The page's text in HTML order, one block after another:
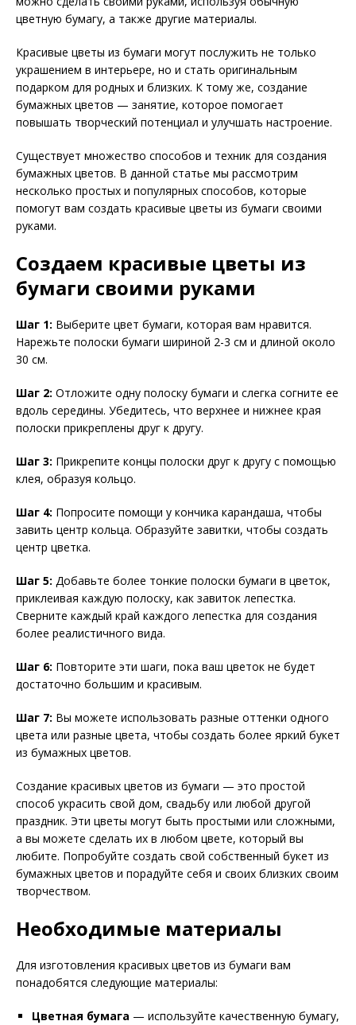
цветную бумагу, а также другие материалы.
Красивые цветы из бумаги могут послужить не только
украшением в интерьере, но и стать оригинальным
подарком для родных и близких. К тому же, создание
бумажных цветов — занятие, которое помогает
повышать творческий потенциал и улучшать настроение.
Существует множество способов и техник для создания
бумажных цветов. В данной статье мы рассмотрим
несколько простых и популярных способов, которые
помогут вам создать красивые цветы из бумаги своими
руками.
Создаем красивые цветы из
бумаги своими руками
Шаг 1: Выберите цвет бумаги, которая вам нравится.
Нарежьте полоски бумаги шириной 2-3 см и длиной около
30 см.
Шаг 2: Отложите одну полоску бумаги и слегка согните ее
вдоль середины. Убедитесь, что верхнее и нижнее края
полоски прикреплены друг к другу.
Шаг 3: Прикрепите концы полоски друг к другу с помощью
клея, образуя кольцо.
Шаг 4: Попросите помощи у кончика карандаша, чтобы
завить центр кольца. Образуйте завитки, чтобы создать
центр цветка.
Шаг 5: Добавьте более тонкие полоски бумаги в цветок,
приклеивая каждую полоску, как завиток лепестка.
Сверните каждый край каждого лепестка для создания
более реалистичного вида.
Шаг 6: Повторите эти шаги, пока ваш цветок не будет
достаточно большим и красивым.
Шаг 7: Вы можете использовать разные оттенки одного
цвета или разные цвета, чтобы создать более яркий букет
из бумажных цветов.
Создание красивых цветов из бумаги — это простой
способ украсить свой дом, свадьбу или любой другой
праздник. Эти цветы могут быть простыми или сложными,
а вы можете сделать их в любом цвете, который вы
любите. Попробуйте создать свой собственный букет из
бумажных цветов и порадуйте себя и своих близких своим
творчеством.
Необходимые материалы
Для изготовления красивых цветов из бумаги вам
понадобятся следующие материалы:
Цветная бумага — используйте качественную бумагу,